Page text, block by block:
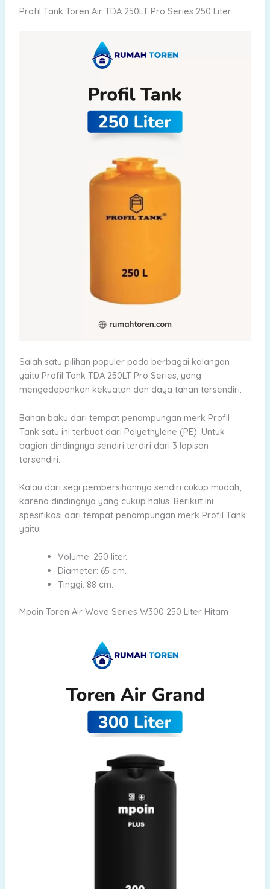
Profil Tank Toren Air TDA 250LT Pro Series 250 Liter
Salah satu pilihan populer pada berbagai kalangan
yaitu Profil Tank TDA 250LT Pro Series, yang
mengedepankan kekuatan dan daya tahan tersendiri.
Bahan baku dari tempat penampungan merk Profil
Tank satu ini terbuat dari Polyethylene (PE). Untuk
bagian dindingnya sendiri terdiri dari 3 lapisan
tersendiri.
Kalau dari segi pembersihannya sendiri cukup mudah,
karena dindingnya yang cukup halus. Berikut ini
spesifikasi dari tempat penampungan merk Profil Tank
yaitu:
Volume: 250 liter.
Diameter: 65 cm.
Tinggi: 88 cm.
Mpoin Toren Air Wave Series W300 250 Liter Hitam